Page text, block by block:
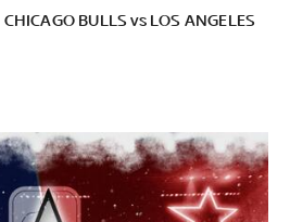
CHICAGO BULLS vs LOS ANGELES